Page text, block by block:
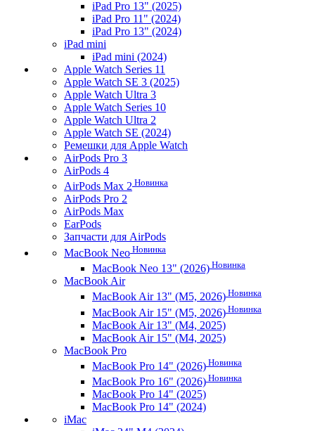
iPad Pro 13" (2025)
iPad Pro 11" (2024)
iPad Pro 13" (2024)
iPad mini
iPad mini (2024)
Apple Watch Series 11
Apple Watch SE 3 (2025)
Apple Watch Ultra 3
Apple Watch Series 10
Apple Watch Ultra 2
Apple Watch SE (2024)
Ремешки для Apple Watch
AirPods Pro 3
AirPods 4
AirPods Max 2 Новинка
AirPods Pro 2
AirPods Max
EarPods
Запчасти для AirPods
MacBook Neo Новинка
MacBook Neo 13" (2026) Новинка
MacBook Air
MacBook Air 13" (M5, 2026) Новинка
MacBook Air 15" (M5, 2026) Новинка
MacBook Air 13" (M4, 2025)
MacBook Air 15" (M4, 2025)
MacBook Pro
MacBook Pro 14" (2026) Новинка
MacBook Pro 16" (2026) Новинка
MacBook Pro 14" (2025)
MacBook Pro 14" (2024)
iMac